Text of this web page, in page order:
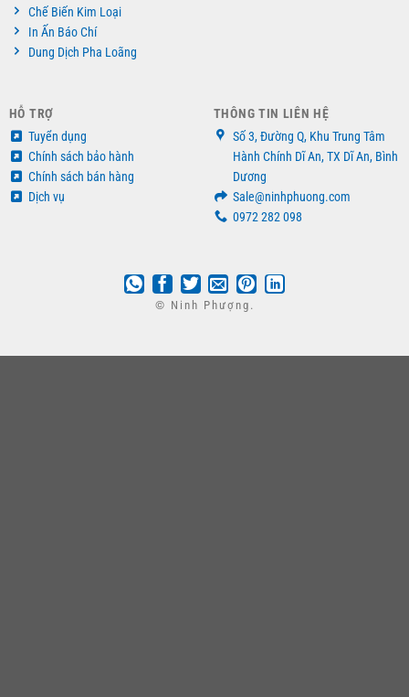
Chế Biến Kim Loại
In Ấn Báo Chí
Dung Dịch Pha Loãng
HỖ TRỢ
Tuyển dụng
Chính sách bảo hành
Chính sách bán hàng
Dịch vụ
THÔNG TIN LIÊN HỆ
Số 3, Đường Q, Khu Trung Tâm
Hành Chính Dĩ An, TX Dĩ An, Bình
Dương
Sale@ninhphuong.com
0972 282 098
© Ninh Phượng.